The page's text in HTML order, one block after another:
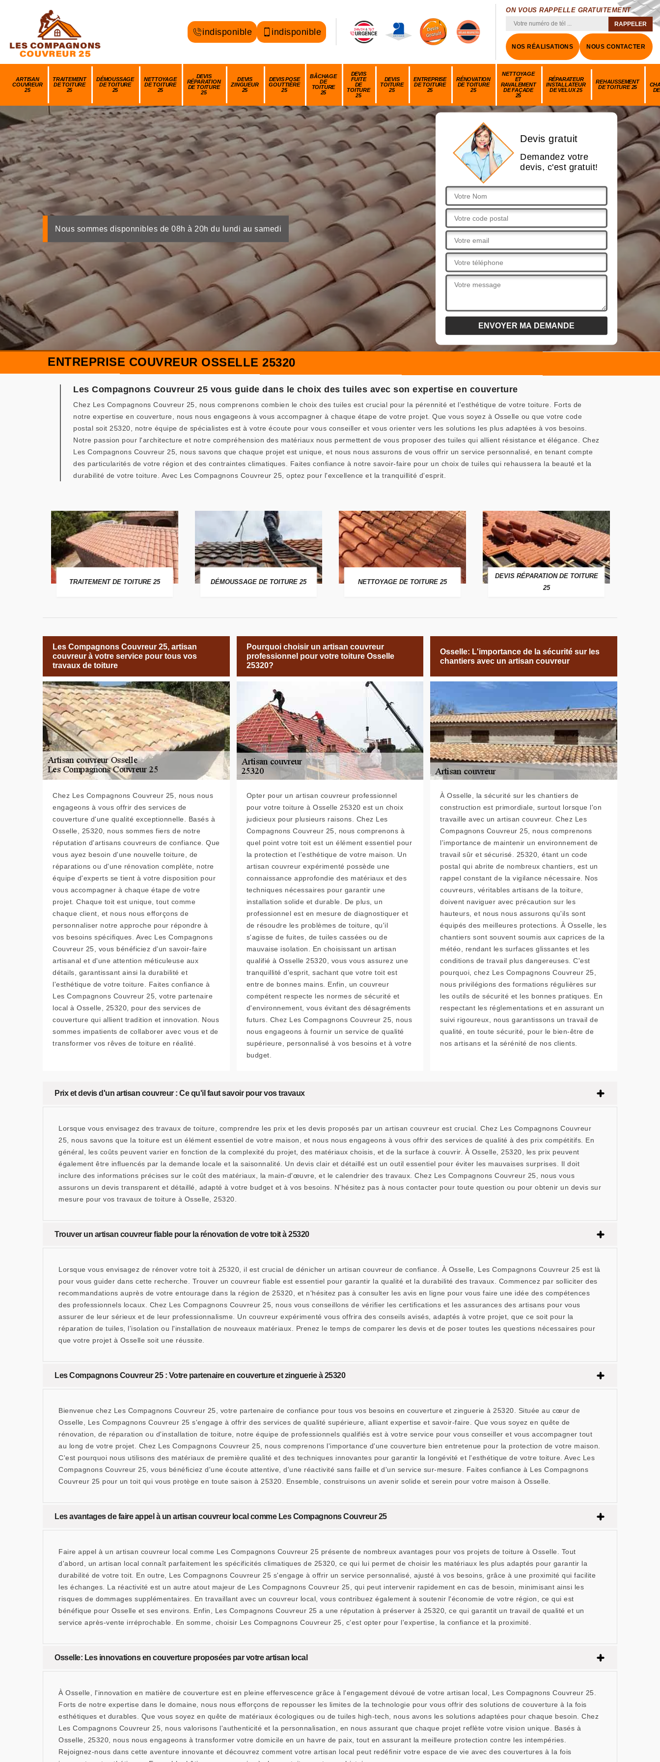
ON VOUS RAPPELLE GRATUITEMENT
NOS RÉALISATIONS NOUS CONTACTER
ARTISAN
COUVREUR
25
TRAITEMENT
DE TOITURE
25
DÉMOUSSAGE
DE TOITURE
25
NETTOYAGE
DE TOITURE
25
DEVIS
RÉPARATION
DE TOITURE
25
DEVIS
ZINGUEUR
25
DEVIS POSE
GOUTTIÈRE
25
BÂCHAGE
DE
TOITURE
25
DEVIS
FUITE
DE
TOITURE
25
DEVIS
TOITURE
25
ENTREPRISE
DE TOITURE
25
RÉNOVATION
DE TOITURE
25
NETTOYAGE
ET
RAVALEMENT
DE FAÇADE
25
RÉPARATEUR
INSTALLATEUR
DE VELUX 25
REHAUSSEMENT
DE TOITURE 25
Nous sommes disponnibles de 08h à 20h du lundi au samedi
Devis gratuit
Demandez votre
devis, c'est gratuit!
ENTREPRISE COUVREUR OSSELLE 25320
Les Compagnons Couvreur 25 vous guide dans le choix des tuiles avec son expertise en couverture
Chez Les Compagnons Couvreur 25, nous comprenons combien le choix des tuiles est crucial pour la pérennité et l'esthétique de votre toiture. Forts de
notre expertise en couverture, nous nous engageons à vous accompagner à chaque étape de votre projet. Que vous soyez à Osselle ou que votre code
postal soit 25320, notre équipe de spécialistes est à votre écoute pour vous conseiller et vous orienter vers les solutions les plus adaptées à vos besoins.
Notre passion pour l'architecture et notre compréhension des matériaux nous permettent de vous proposer des tuiles qui allient résistance et élégance. Chez
Les Compagnons Couvreur 25, nous savons que chaque projet est unique, et nous nous assurons de vous offrir un service personnalisé, en tenant compte
des particularités de votre région et des contraintes climatiques. Faites confiance à notre savoir-faire pour un choix de tuiles qui rehaussera la beauté et la
durabilité de votre toiture. Avec Les Compagnons Couvreur 25, optez pour l'excellence et la tranquillité d'esprit.
TRAITEMENT DE TOITURE 25 DÉMOUSSAGE DE TOITURE 25 NETTOYAGE DE TOITURE 25
DEVIS RÉPARATION DE TOITURE
25
Les Compagnons Couvreur 25, artisan
couvreur à votre service pour tous vos
travaux de toiture
Chez Les Compagnons Couvreur 25, nous nous
engageons à vous offrir des services de
couverture d'une qualité exceptionnelle. Basés à
Osselle, 25320, nous sommes fiers de notre
réputation d'artisans couvreurs de confiance. Que
vous ayez besoin d'une nouvelle toiture, de
réparations ou d'une rénovation complète, notre
équipe d'experts se tient à votre disposition pour
vous accompagner à chaque étape de votre
projet. Chaque toit est unique, tout comme
chaque client, et nous nous efforçons de
personnaliser notre approche pour répondre à
vos besoins spécifiques. Avec Les Compagnons
Couvreur 25, vous bénéficiez d'un savoir-faire
artisanal et d'une attention méticuleuse aux
détails, garantissant ainsi la durabilité et
l'esthétique de votre toiture. Faites confiance à
Les Compagnons Couvreur 25, votre partenaire
local à Osselle, 25320, pour des services de
couverture qui allient tradition et innovation. Nous
sommes impatients de collaborer avec vous et de
transformer vos rêves de toiture en réalité.
Pourquoi choisir un artisan couvreur
professionnel pour votre toiture Osselle
25320?
Opter pour un artisan couvreur professionnel
pour votre toiture à Osselle 25320 est un choix
judicieux pour plusieurs raisons. Chez Les
Compagnons Couvreur 25, nous comprenons à
quel point votre toit est un élément essentiel pour
la protection et l'esthétique de votre maison. Un
artisan couvreur expérimenté possède une
connaissance approfondie des matériaux et des
techniques nécessaires pour garantir une
installation solide et durable. De plus, un
professionnel est en mesure de diagnostiquer et
de résoudre les problèmes de toiture, qu'il
s'agisse de fuites, de tuiles cassées ou de
mauvaise isolation. En choisissant un artisan
qualifié à Osselle 25320, vous vous assurez une
tranquillité d'esprit, sachant que votre toit est
entre de bonnes mains. Enfin, un couvreur
compétent respecte les normes de sécurité et
d'environnement, vous évitant des désagréments
futurs. Chez Les Compagnons Couvreur 25, nous
nous engageons à fournir un service de qualité
supérieure, personnalisé à vos besoins et à votre
budget.
Osselle: L'importance de la sécurité sur les
chantiers avec un artisan couvreur
À Osselle, la sécurité sur les chantiers de
construction est primordiale, surtout lorsque l'on
travaille avec un artisan couvreur. Chez Les
Compagnons Couvreur 25, nous comprenons
l'importance de maintenir un environnement de
travail sûr et sécurisé. 25320, étant un code
postal qui abrite de nombreux chantiers, est un
rappel constant de la vigilance nécessaire. Nos
couvreurs, véritables artisans de la toiture,
doivent naviguer avec précaution sur les
hauteurs, et nous nous assurons qu'ils sont
équipés des meilleures protections. À Osselle, les
chantiers sont souvent soumis aux caprices de la
météo, rendant les surfaces glissantes et les
conditions de travail plus dangereuses. C'est
pourquoi, chez Les Compagnons Couvreur 25,
nous privilégions des formations régulières sur
les outils de sécurité et les bonnes pratiques. En
respectant les réglementations et en assurant un
suivi rigoureux, nous garantissons un travail de
qualité, en toute sécurité, pour le bien-être de
nos artisans et la sérénité de nos clients.
Prix et devis d'un artisan couvreur : Ce qu'il faut savoir pour vos travaux
Lorsque vous envisagez des travaux de toiture, comprendre les prix et les devis proposés par un artisan couvreur est crucial. Chez Les Compagnons Couvreur
25, nous savons que la toiture est un élément essentiel de votre maison, et nous nous engageons à vous offrir des services de qualité à des prix compétitifs. En
général, les coûts peuvent varier en fonction de la complexité du projet, des matériaux choisis, et de la surface à couvrir. À Osselle, 25320, les prix peuvent
également être influencés par la demande locale et la saisonnalité. Un devis clair et détaillé est un outil essentiel pour éviter les mauvaises surprises. Il doit
inclure des informations précises sur le coût des matériaux, la main-d'œuvre, et le calendrier des travaux. Chez Les Compagnons Couvreur 25, nous vous
assurons un devis transparent et détaillé, adapté à votre budget et à vos besoins. N'hésitez pas à nous contacter pour toute question ou pour obtenir un devis sur
mesure pour vos travaux de toiture à Osselle, 25320.
Trouver un artisan couvreur fiable pour la rénovation de votre toit à 25320
Lorsque vous envisagez de rénover votre toit à 25320, il est crucial de dénicher un artisan couvreur de confiance. À Osselle, Les Compagnons Couvreur 25 est là
pour vous guider dans cette recherche. Trouver un couvreur fiable est essentiel pour garantir la qualité et la durabilité des travaux. Commencez par solliciter des
recommandations auprès de votre entourage dans la région de 25320, et n'hésitez pas à consulter les avis en ligne pour vous faire une idée des compétences
des professionnels locaux. Chez Les Compagnons Couvreur 25, nous vous conseillons de vérifier les certifications et les assurances des artisans pour vous
assurer de leur sérieux et de leur professionnalisme. Un couvreur expérimenté vous offrira des conseils avisés, adaptés à votre projet, que ce soit pour la
réparation de tuiles, l'isolation ou l'installation de nouveaux matériaux. Prenez le temps de comparer les devis et de poser toutes les questions nécessaires pour
que votre projet à Osselle soit une réussite.
Les Compagnons Couvreur 25 : Votre partenaire en couverture et zinguerie à 25320
Bienvenue chez Les Compagnons Couvreur 25, votre partenaire de confiance pour tous vos besoins en couverture et zinguerie à 25320. Située au cœur de
Osselle, Les Compagnons Couvreur 25 s'engage à offrir des services de qualité supérieure, alliant expertise et savoir-faire. Que vous soyez en quête de
rénovation, de réparation ou d'installation de toiture, notre équipe de professionnels qualifiés est à votre service pour vous conseiller et vous accompagner tout
au long de votre projet. Chez Les Compagnons Couvreur 25, nous comprenons l'importance d'une couverture bien entretenue pour la protection de votre maison.
C'est pourquoi nous utilisons des matériaux de première qualité et des techniques innovantes pour garantir la longévité et l'esthétique de votre toiture. Avec Les
Compagnons Couvreur 25, vous bénéficiez d'une écoute attentive, d'une réactivité sans faille et d'un service sur-mesure. Faites confiance à Les Compagnons
Couvreur 25 pour un toit qui vous protège en toute saison à 25320. Ensemble, construisons un avenir solide et serein pour votre maison à Osselle.
Les avantages de faire appel à un artisan couvreur local comme Les Compagnons Couvreur 25
Faire appel à un artisan couvreur local comme Les Compagnons Couvreur 25 présente de nombreux avantages pour vos projets de toiture à Osselle. Tout
d'abord, un artisan local connaît parfaitement les spécificités climatiques de 25320, ce qui lui permet de choisir les matériaux les plus adaptés pour garantir la
durabilité de votre toit. En outre, Les Compagnons Couvreur 25 s'engage à offrir un service personnalisé, ajusté à vos besoins, grâce à une proximité qui facilite
les échanges. La réactivité est un autre atout majeur de Les Compagnons Couvreur 25, qui peut intervenir rapidement en cas de besoin, minimisant ainsi les
risques de dommages supplémentaires. En travaillant avec un couvreur local, vous contribuez également à soutenir l'économie de votre région, ce qui est
bénéfique pour Osselle et ses environs. Enfin, Les Compagnons Couvreur 25 a une réputation à préserver à 25320, ce qui garantit un travail de qualité et un
service après-vente irréprochable. En somme, choisir Les Compagnons Couvreur 25, c'est opter pour l'expertise, la confiance et la proximité.
Osselle: Les innovations en couverture proposées par votre artisan local
À Osselle, l'innovation en matière de couverture est en pleine effervescence grâce à l'engagement dévoué de votre artisan local, Les Compagnons Couvreur 25.
Forts de notre expertise dans le domaine, nous nous efforçons de repousser les limites de la technologie pour vous offrir des solutions de couverture à la fois
esthétiques et durables. Que vous soyez en quête de matériaux écologiques ou de tuiles high-tech, nous avons les solutions adaptées pour chaque besoin. Chez
Les Compagnons Couvreur 25, nous valorisons l'authenticité et la personnalisation, en nous assurant que chaque projet reflète votre vision unique. Basés à
Osselle, 25320, nous nous engageons à transformer votre domicile en un havre de paix, tout en assurant la meilleure protection contre les intempéries.
Rejoignez-nous dans cette aventure innovante et découvrez comment votre artisan local peut redéfinir votre espace de vie avec des couvertures à la fois